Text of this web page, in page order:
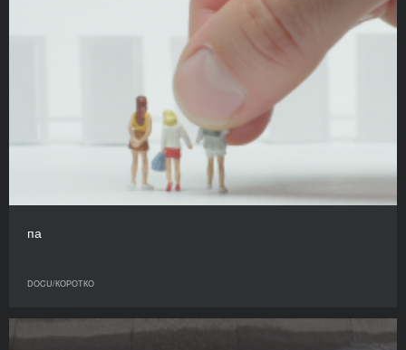
па
DOCU/КОРОТКО